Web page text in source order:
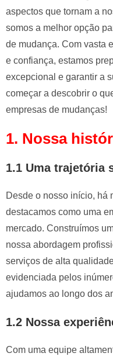
aspectos que tornam a
somos a melhor opção
de mudança. Com vasta
e confiança, estamos
excepcional e garantir a
começar a descobrir o
empresas de mudanças!
1. Nossa
1.1 Uma trajetória
Desde o nosso início, há
destacamos como uma
mercado. Construímos
nossa abordagem
serviços de alta
evidenciada pelos
ajudamos ao longo dos
1.2 Nossa
Com uma equipe